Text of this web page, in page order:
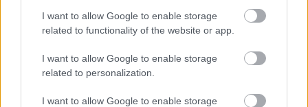
I want to allow Google to enable storage
related to functionality of the website or app.
I want to allow Google to enable storage
related to personalization.
I want to allow Google to enable storage
Amire többmillióan vártunk: szombattól
másodfokúra csökken a riasztás